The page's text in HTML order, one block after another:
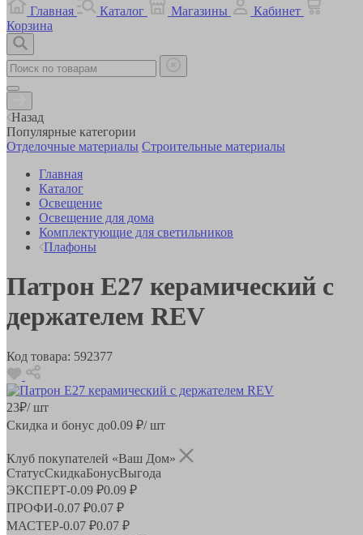
Главная
Каталог Магазины
Кабинет
Корзина
Назад
Популярные категории
Отделочные материалы Строительные материалы
Главная
Каталог
Освещение
Освещение для дома
Комплектующие для светильников
Плафоны
Патрон Е27 керамический с
держателем REV
Код товара: 592377
23₽/ шт
Скидка и бонус до0.09 ₽/ шт
Клуб покупателей «Ваш Дом»
СтатусСкидкаБонусВыгода
ЭКСПЕРТ-0.09 ₽0.09 ₽
ПРОФИ-0.07 ₽0.07 ₽
МАСТЕР-0.07 ₽0.07 ₽